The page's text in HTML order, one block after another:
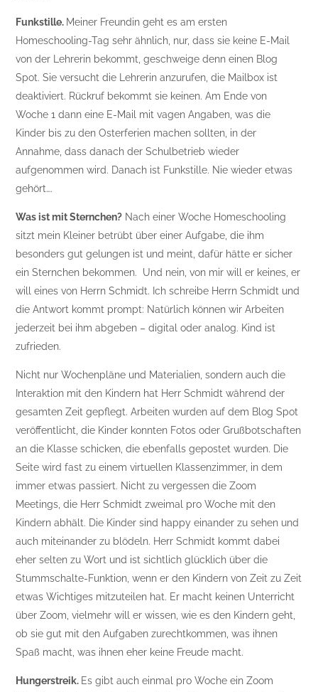
Funkstille. Meiner Freundin geht es am ersten
Homeschooling-Tag sehr ähnlich, nur, dass sie keine E-Mail
von der Lehrerin bekommt, geschweige denn einen Blog
Spot. Sie versucht die Lehrerin anzurufen, die Mailbox ist
deaktiviert. Rückruf bekommt sie keinen. Am Ende von
Woche 1 dann eine E-Mail mit vagen Angaben, was die
Kinder bis zu den Osterferien machen sollten, in der
Annahme, dass danach der Schulbetrieb wieder
aufgenommen wird. Danach ist Funkstille. Nie wieder etwas
gehört….
Was ist mit Sternchen? Nach einer Woche Homeschooling
sitzt mein Kleiner betrübt über einer Aufgabe, die ihm
besonders gut gelungen ist und meint, dafür hätte er sicher
ein Sternchen bekommen. Und nein, von mir will er keines, er
will eines von Herrn Schmidt. Ich schreibe Herrn Schmidt und
die Antwort kommt prompt: Natürlich können wir Arbeiten
jederzeit bei ihm abgeben – digital oder analog. Kind ist
zufrieden.
Nicht nur Wochenpläne und Materialien, sondern auch die
Interaktion mit den Kindern hat Herr Schmidt während der
gesamten Zeit gepflegt. Arbeiten wurden auf dem Blog Spot
veröffentlicht, die Kinder konnten Fotos oder Grußbotschaften
an die Klasse schicken, die ebenfalls gepostet wurden. Die
Seite wird fast zu einem virtuellen Klassenzimmer, in dem
immer etwas passiert. Nicht zu vergessen die Zoom
Meetings, die Herr Schmidt zweimal pro Woche mit den
Kindern abhält. Die Kinder sind happy einander zu sehen und
auch miteinander zu blödeln. Herr Schmidt kommt dabei
eher selten zu Wort und ist sichtlich glücklich über die
Stummschalte-Funktion, wenn er den Kindern von Zeit zu Zeit
etwas Wichtiges mitzuteilen hat. Er macht keinen Unterricht
über Zoom, vielmehr will er wissen, wie es den Kindern geht,
ob sie gut mit den Aufgaben zurechtkommen, was ihnen
Spaß macht, was ihnen eher keine Freude macht.
Hungerstreik. Es gibt auch einmal pro Woche ein Zoom